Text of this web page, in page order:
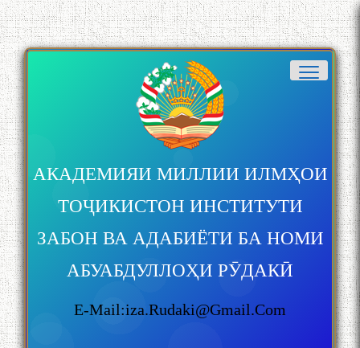
АКАДЕМИЯИ МИЛЛИИ ИЛМҲОИ
ТОҶИКИСТОН ИНСТИТУТИ
ЗАБОН ВА АДАБИЁТИ БА НОМИ
АБУАБДУЛЛОҲИ РӮДАКӢ
E-Mail:iza.rudaki@gmail.com